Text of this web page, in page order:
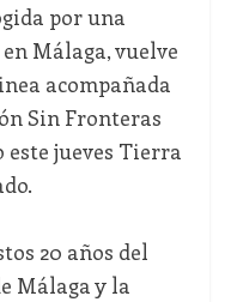
por una
Málaga, vuelve
acompañada
Sin Fronteras
este jueves Tierra
20 años del
Málaga y la